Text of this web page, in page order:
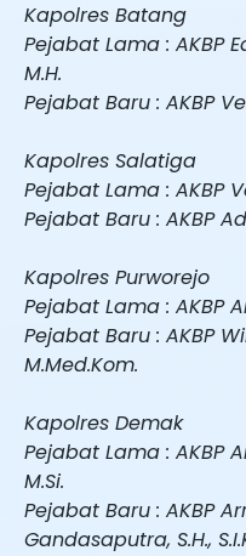
Kapolres Batang
Pejabat Lama : AKBP
M.H.
Pejabat Baru : AKBP
Kapolres Salatiga
Pejabat Lama : AKBP
Pejabat Baru : AKBP
Kapolres Purworejo
Pejabat Lama : AKBP
Pejabat Baru : AKBP
M.Med.Kom.
Kapolres Demak
Pejabat Lama : AKBP
M.Si.
Pejabat Baru : AKBP
Gandasaputra, S.H.,